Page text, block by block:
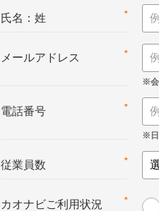
*
氏名：姓
*
メールアドレス
*
電話番号
*
従業員数
*
カオナビご利用状況